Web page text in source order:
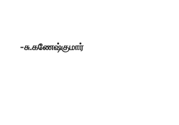
-சு.கணேஷ்குமார்